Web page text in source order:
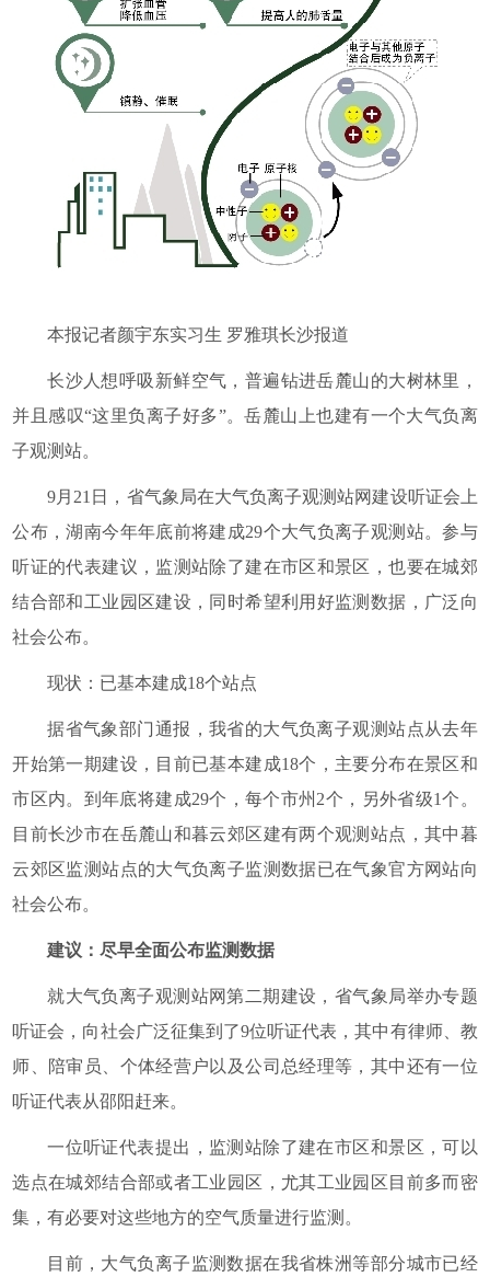
本报记者颜宇东实习生 罗雅琪长沙报道
长沙人想呼吸新鲜空气，普遍钻进岳麓山的大树林里，
并且感叹“这里负离子好多”。岳麓山上也建有一个大气负离
子观测站。
9月21日，省气象局在大气负离子观测站网建设听证会上
公布，湖南今年年底前将建成29个大气负离子观测站。参与
听证的代表建议，监测站除了建在市区和景区，也要在城郊
结合部和工业园区建设，同时希望利用好监测数据，广泛向
社会公布。
现状：已基本建成18个站点
据省气象部门通报，我省的大气负离子观测站点从去年
开始第一期建设，目前已基本建成18个，主要分布在景区和
市区内。到年底将建成29个，每个市州2个，另外省级1个。
目前长沙市在岳麓山和暮云郊区建有两个观测站点，其中暮
云郊区监测站点的大气负离子监测数据已在气象官方网站向
社会公布。
建议：尽早全面公布监测数据
就大气负离子观测站网第二期建设，省气象局举办专题
听证会，向社会广泛征集到了9位听证代表，其中有律师、教
师、陪审员、个体经营户以及公司总经理等，其中还有一位
听证代表从邵阳赶来。
一位听证代表提出，监测站除了建在市区和景区，可以
选点在城郊结合部或者工业园区，尤其工业园区目前多而密
集，有必要对这些地方的空气质量进行监测。
目前，大气负离子监测数据在我省株洲等部分城市已经